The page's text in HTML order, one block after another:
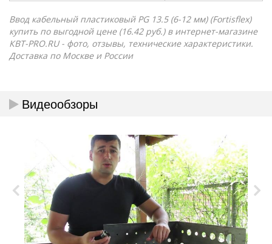
Ввод кабельный пластиковый PG 13.5 (6-12 мм) (Fortisflex)
купить по выгодной цене (16.42 руб.) в интернет-магазине
КВТ-PRO.RU - фото, отзывы, технические характеристики.
Доставка по Москве и России
Видеообзоры